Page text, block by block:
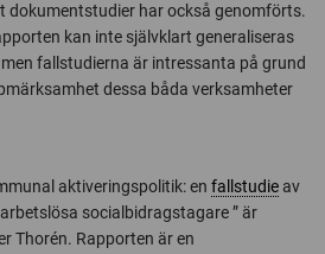
dokumentstudier har också genomförts.
kan inte självklart generaliseras
fallstudierna är intressanta på grund
dessa båda verksamheter
aktiveringspolitik: en fallstudieav
socialbidragstagare ” är
Thorén. Rapporten är en